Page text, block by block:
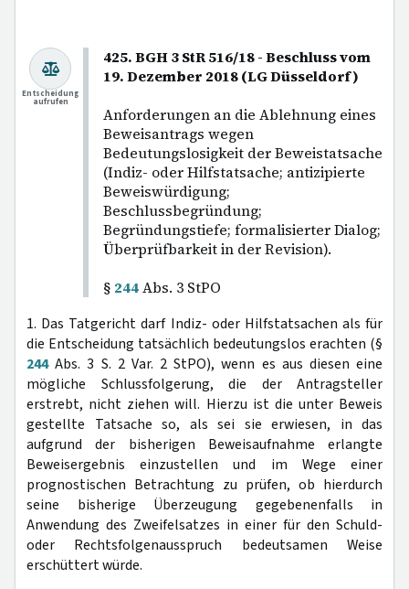
425. BGH 3 StR 516/18 - Beschluss vom
19. Dezember 2018 (LG Düsseldorf)
Anforderungen an die Ablehnung eines
Beweisantrags wegen
Bedeutungslosigkeit der Beweistatsache
(Indiz- oder Hilfstatsache; antizipierte
Beweiswürdigung;
Beschlussbegründung;
Begründungstiefe; formalisierter Dialog;
Überprüfbarkeit in der Revision).
§ 244Abs. 3 StPO
Entscheidung
aufrufen
1. Das Tatgericht darf Indiz- oder Hilfstatsachen als für
die Entscheidung tatsächlich bedeutungslos erachten (§
244Abs. 3 S. 2 Var. 2 StPO), wenn es aus diesen eine
mögliche Schlussfolgerung, die der Antragsteller
erstrebt, nicht ziehen will. Hierzu ist die unter Beweis
gestellte Tatsache so, als sei sie erwiesen, in das
aufgrund der bisherigen Beweisaufnahme erlangte
Beweisergebnis einzustellen und im Wege einer
prognostischen Betrachtung zu prüfen, ob hierdurch
seine bisherige Überzeugung gegebenenfalls in
Anwendung des Zweifelsatzes in einer für den Schuld-
oder Rechtsfolgenausspruch bedeutsamen Weise
erschüttert würde.